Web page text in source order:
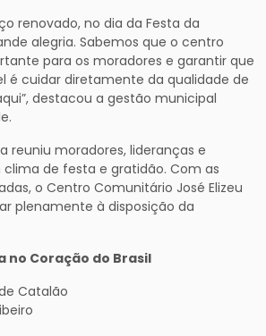
renovado, no dia da Festa da
alegria. Sabemos que o centro
para os moradores e garantir que
é cuidar diretamente da qualidade de
destacou a gestão municipal
reuniu moradores, lideranças e
de festa e gratidão. Com as
o Centro Comunitário José Elizeu
plenamente à disposição da
no Coração do Brasil
Catalão